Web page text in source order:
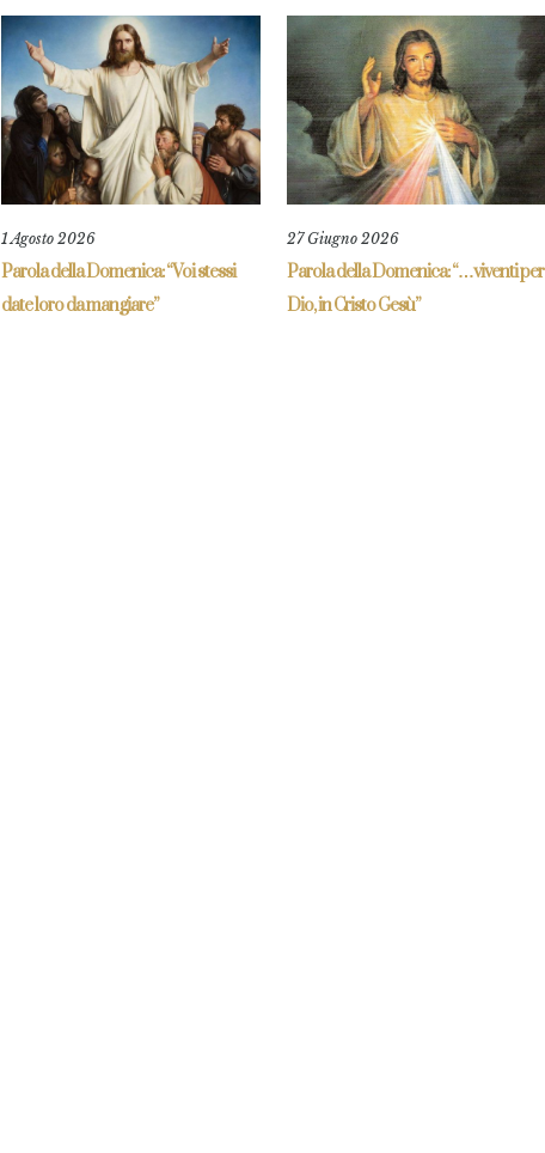
1 Agosto 2026
Parola della Domenica: “Voi stessi
date loro da mangiare”
27 Giugno 2026
Parola della Domenica: “…viventi per
Dio, in Cristo Gesù”